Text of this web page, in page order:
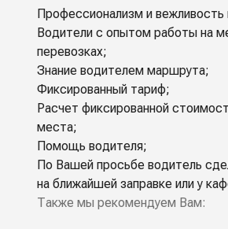
Профессионализм и вежливость
Водители с опытом работы на
перевозках;
Знание водителем маршрута;
Фиксированный тариф;
Расчет фиксированной
места;
Помощь водителя;
По Вашей просьбе водитель
на ближайшей заправке или у
Также мы рекомендуем Вам: